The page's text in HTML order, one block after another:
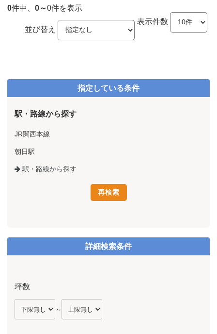
0件中、 0～0件を表示
表示件数
並び替え
指定している条件
駅・路線から探す
JR関西本線
朝日駅
駅・路線から探す
詳細検索条件
坪数
～